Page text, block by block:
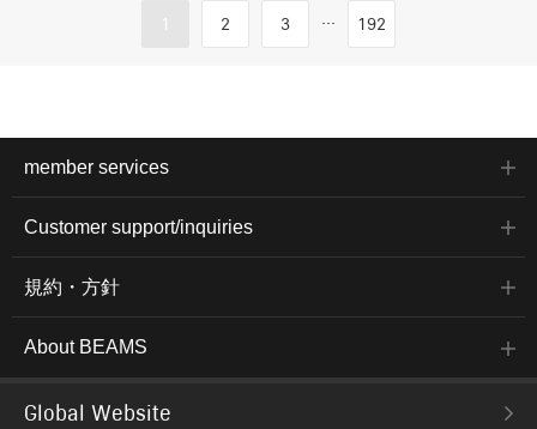
1 2 3 ... 192
member services
Customer support/inquiries
規約・方針
About BEAMS
Global Website